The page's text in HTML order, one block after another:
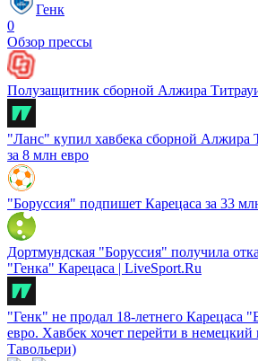
Генк
0
Обзор прессы
Полузащитник сборной Алжира
"Ланс" купил хавбека сборной Алжира
за 8 млн евро
"Боруссия" подпишет Карецаса за 33
Дортмундская "Боруссия" получила
"Генка" Карецаса | LiveSport.Ru
"Генк" не продал 18-летнего Карецаса
евро. Хавбек хочет перейти в
Тавольери)